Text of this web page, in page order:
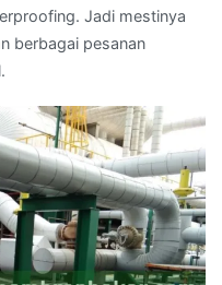
Jadi mestinya
berbagai pesanan